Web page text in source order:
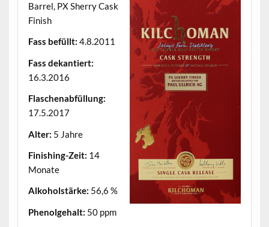
Barrel, PX Sherry Cask
Finish
Fass befüllt: 4.8.2011
Fass dekantiert:
16.3.2016
Flaschenabfüllung:
17.5.2017
Alter: 5 Jahre
Finishing-Zeit: 14
Monate
Alkoholstärke: 56,6 %
Phenolgehalt: 50 ppm